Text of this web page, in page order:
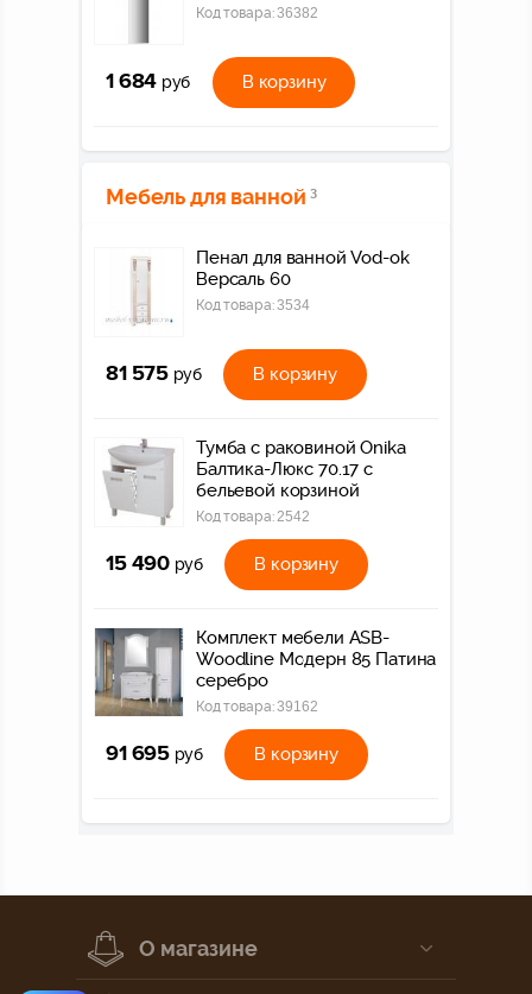
Код товара:36382
1 684 руб В корзину
Мебель для ванной 3
Пенал для ванной Vod-ok
Версаль 60
Код товара:3534
81 575 руб В корзину
Тумба с раковиной Onika
Балтика-Люкс 70.17 с
бельевой корзиной
Код товара:2542
15 490 руб В корзину
Комплект мебели ASB-
Woodline Модерн 85 Патина
серебро
Код товара:39162
91 695 руб В корзину
О магазине